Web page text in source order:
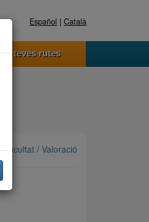
Español | Català
teves rutes
Dificultat / Valoració